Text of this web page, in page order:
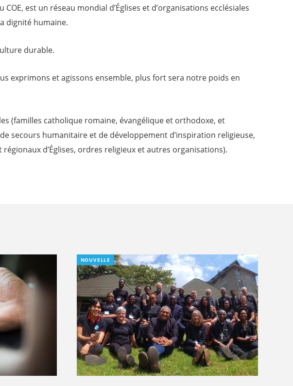
est un réseau mondial d’Églises et d’organisations ecclésiales
dignité humaine.
durable.
exprimons et agissons ensemble, plus fort sera notre poids en
(familles catholique romaine, évangélique et orthodoxe, et
secours humanitaire et de développement d’inspiration religieuse,
d’Églises, ordres religieux et autres organisations).
NOUVELLE